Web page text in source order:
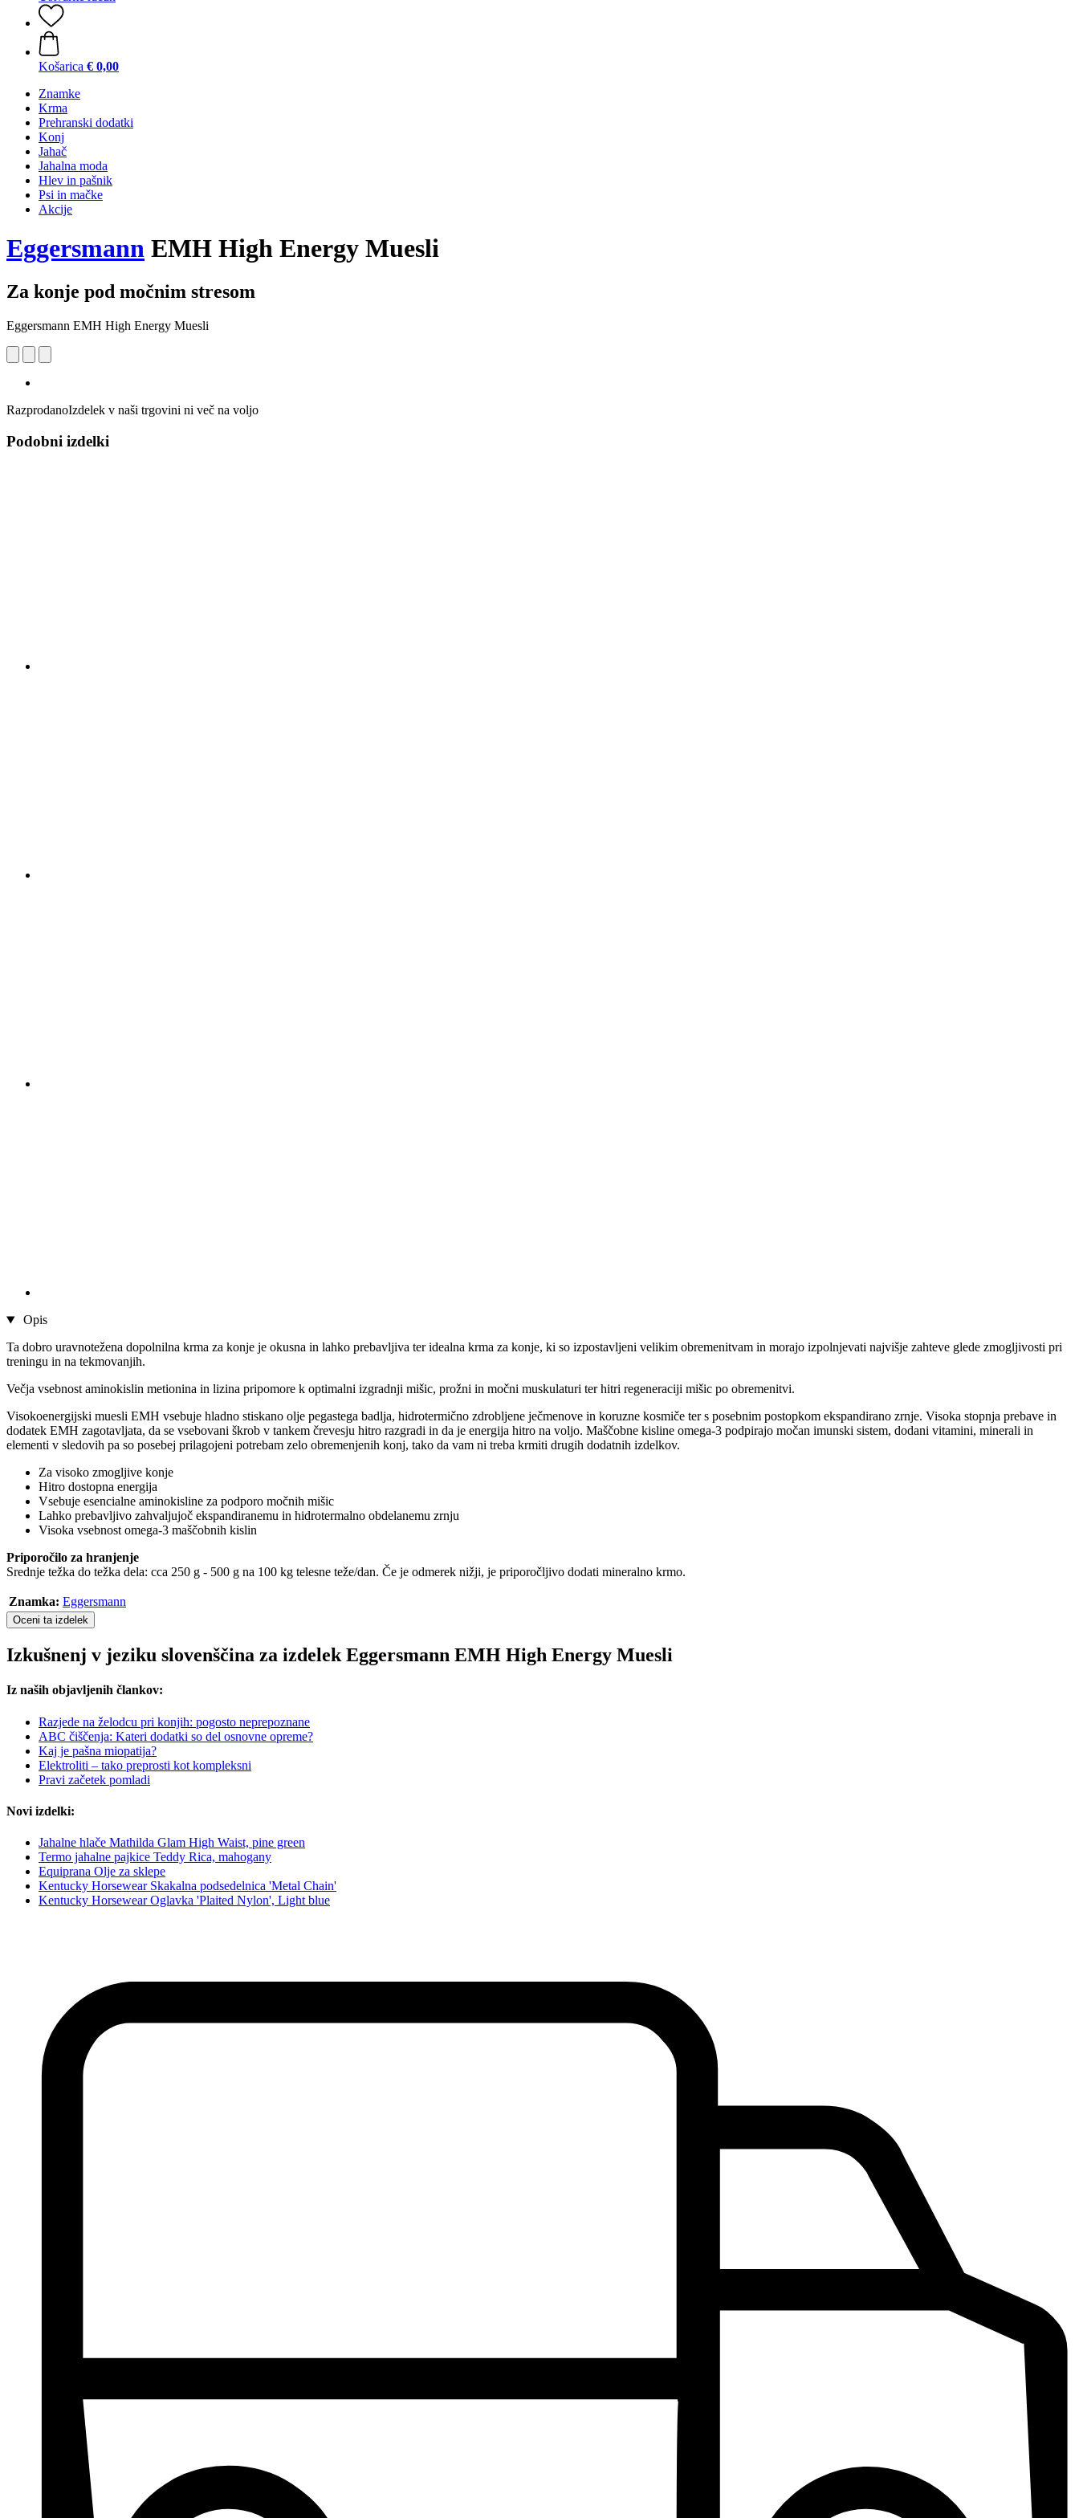
Košarica € 0,00
Znamke
Krma
Prehranski dodatki
Konj
Jahač
Jahalna moda
Hlev in pašnik
Psi in mačke
Akcije
Eggersmann EMH High Energy Muesli
Za konje pod močnim stresom
Eggersmann EMH High Energy Muesli
RazprodanoIzdelek v naši trgovini ni več na voljo
Podobni izdelki
Opis
Ta dobro uravnotežena dopolnilna krma za konje je okusna in lahko prebavljiva ter idealna krma za konje, ki so izpostavljeni velikim obremenitvam in morajo izpolnjevati najvišje zahteve glede zmogljivosti pri
treningu in na tekmovanjih.
Večja vsebnost aminokislin metionina in lizina pripomore k optimalni izgradnji mišic, prožni in močni muskulaturi ter hitri regeneraciji mišic po obremenitvi.
Visokoenergijski muesli EMH vsebuje hladno stiskano olje pegastega badlja, hidrotermično zdrobljene ječmenove in koruzne kosmiče ter s posebnim postopkom ekspandirano zrnje. Visoka stopnja prebave in
dodatek EMH zagotavljata, da se vsebovani škrob v tankem črevesju hitro razgradi in da je energija hitro na voljo. Maščobne kisline omega-3 podpirajo močan imunski sistem, dodani vitamini, minerali in
elementi v sledovih pa so posebej prilagojeni potrebam zelo obremenjenih konj, tako da vam ni treba krmiti drugih dodatnih izdelkov.
Za visoko zmogljive konje
Hitro dostopna energija
Vsebuje esencialne aminokisline za podporo močnih mišic
Lahko prebavljivo zahvaljujoč ekspandiranemu in hidrotermalno obdelanemu zrnju
Visoka vsebnost omega-3 maščobnih kislin
Priporočilo za hranjenje
Srednje težka do težka dela: cca 250 g - 500 g na 100 kg telesne teže/dan. Če je odmerek nižji, je priporočljivo dodati mineralno krmo.
Znamka: Eggersmann
Oceni ta izdelek
Izkušnenj v jeziku slovenščina za izdelek Eggersmann EMH High Energy Muesli
Iz naših objavljenih člankov:
Razjede na želodcu pri konjih: pogosto neprepoznane
ABC čiščenja: Kateri dodatki so del osnovne opreme?
Kaj je pašna miopatija?
Elektroliti – tako preprosti kot kompleksni
Pravi začetek pomladi
Novi izdelki:
Jahalne hlače Mathilda Glam High Waist, pine green
Termo jahalne pajkice Teddy Rica, mahogany
Equiprana Olje za sklepe
Kentucky Horsewear Skakalna podsedelnica 'Metal Chain'
Kentucky Horsewear Oglavka 'Plaited Nylon', Light blue